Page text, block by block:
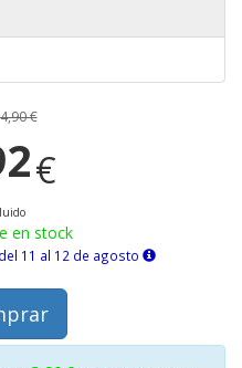
4,90 €
€
en stock
11 al 12 de agosto